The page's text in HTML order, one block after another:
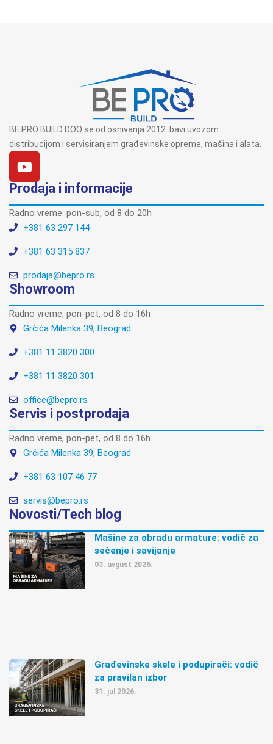
BE PRO BUILD DOO se od osnivanja 2012. bavi uvozom
distribucijom i servisiranjem građevinske opreme, mašina i alata.
Prodaja i informacije
Radno vreme: pon-sub, od 8 do 20h
+381 63 297 144
+381 63 315 837
prodaja@bepro.rs
Showroom
Radno vreme, pon-pet, od 8 do 16h
Grčića Milenka 39, Beograd
+381 11 3820 300
+381 11 3820 301
office@bepro.rs
Servis i postprodaja
Radno vreme, pon-pet, od 8 do 16h
Grčića Milenka 39, Beograd
+381 63 107 46 77
servis@bepro.rs
Novosti/Tech blog
Mašine za obradu armature: vodič za
sečenje i savijanje
03. avgust 2026.
Građevinske skele i podupirači: vodič
za pravilan izbor
31. jul 2026.